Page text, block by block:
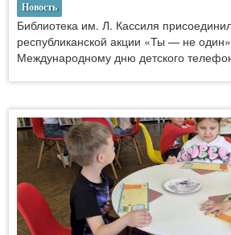
Новость
Библиотека им. Л. Кассиля
республиканской акции «Ты — не
Международному дню детского